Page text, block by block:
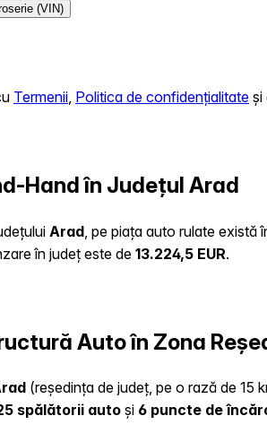
(VIN)
Termenii Politica de confidențialitate și
Hand în Județul Arad
Arad , pe piața auto rulate există
în județ este de 13.224,5 EUR.
Auto în Zona
(reședința de județ, pe o rază de 15
spălătorii auto și 6 puncte de